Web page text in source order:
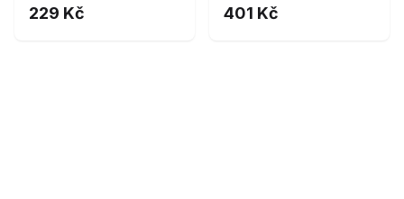
229 Kč 401 Kč